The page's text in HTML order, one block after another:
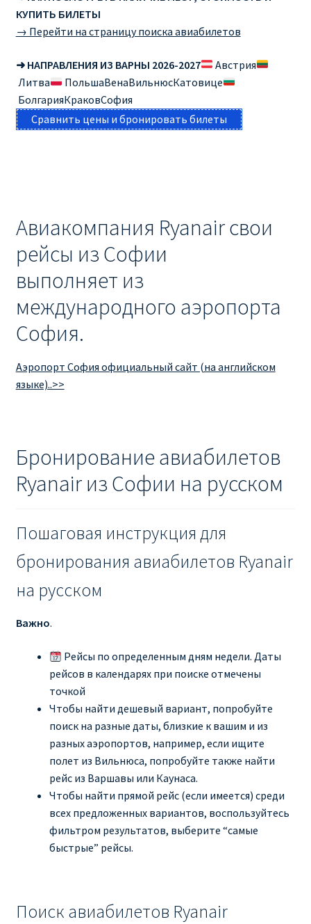
КУПИТЬ БИЛЕТЫ
→ Перейти на страницу поиска авиабилетов
➜ НАПРАВЛЕНИЯ ИЗ ВАРНЫ 2026-2027
Австрия
Литва
ПольшаВенаВильнюсКатовице
БолгарияКраковСофия
Сравнить цены и бронировать билеты
Авиакомпания Ryanair свои
рейсы из Софии
выполняет из
международного аэропорта
София.
Аэропорт София официальный сайт (на английском
языке)..>>
Бронирование авиабилетов
Ryanair из Софии на русском
Пошаговая инструкция для
бронирования авиабилетов Ryanair
на русском
Важно.
Рейсы по определенным дням недели. Даты
рейсов в календарях при поиске отмечены
точкой
Чтобы найти дешевый вариант, попробуйте
поиск на разные даты, близкие к вашим и из
разных аэропортов, например, если ищите
полет из Вильнюса, попробуйте также найти
рейс из Варшавы или Каунаса.
Чтобы найти прямой рейс (если имеется) среди
всех предложенных вариантов, воспользуйтесь
фильтром результатов, выберите “самые
быстрые” рейсы.
Поиск авиабилетов Ryanair